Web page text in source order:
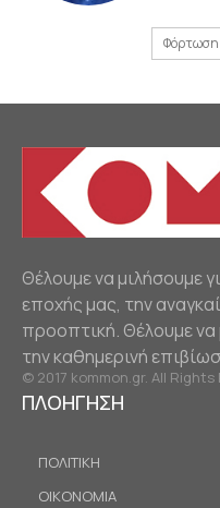
Φόρτωση
Θέλουμε να μιλήσουμε
εποχής μας, την
προοπτική. Θέλουμε να
την καθημερινή
© 2017 kommon.gr. All Rights
ΠΛΟΗΓΗΣΗ
ΠΟΛΙΤΙΚΗ
ΟΙΚΟΝΟΜΙΑ